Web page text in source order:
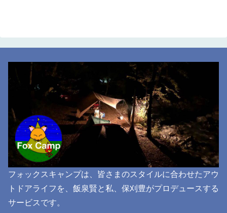
フォックスキャンプは、皆さまのスタイルに合わせたアウ
トドアライフを、飯泉賢と私、保刈豊がプロデュースする
サービスです。